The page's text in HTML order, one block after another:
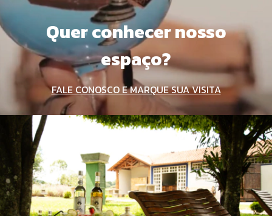
Quer conhecer nosso
espaço?
FALE CONOSCO E MARQUE SUA VISITA